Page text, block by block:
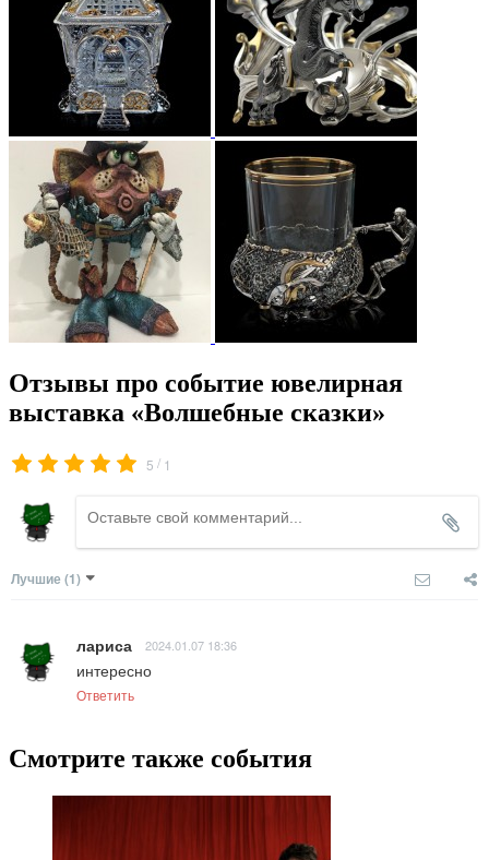
Отзывы про событие ювелирная
выставка «Волшебные сказки»
5 / 1
Лучшие (1)
лариса 2024.01.07 18:36
интересно
Ответить
Смотрите также события